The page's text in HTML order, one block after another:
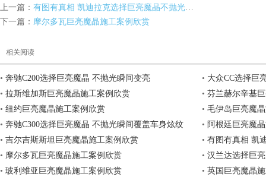
上一篇： 有图有真相 凯迪拉克选择巨亮魔晶不抛光直接覆盖车身炫纹
下一篇： 摩尔多瓦巨亮魔晶施工案例欣赏
相关阅读
• 奔驰C200选择巨亮魔晶 不抛光瞬间变亮 • 大众CC选择巨
• 拉斯维加斯巨亮魔晶施工案例欣赏 • 芬兰赫尔辛基
• 纽约巨亮魔晶施工案例欣赏 • 毛伊岛巨亮魔
• 奔驰C300选择巨亮魔晶 不抛光瞬间覆盖车身炫纹 • 阿根廷巨亮魔
• 吉尔吉斯斯坦巨亮魔晶施工案例欣赏 • 有图有真相 凯
身炫纹
• 摩尔多瓦巨亮魔晶施工案例欣赏 • 汉兰达选择巨
• 玻利维亚巨亮魔晶施工案例欣赏 • 英国巨亮魔晶